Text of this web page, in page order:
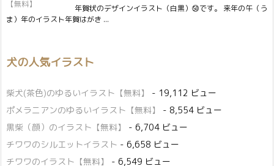
年賀状のデザインイラスト（白黒）㊿です。 来年の午（う
ま）年のイラスト年賀はがき ...
犬の人気イラスト
柴犬(茶色)のゆるいイラスト【無料】
- 19,112 ビュー
ポメラニアンのゆるいイラスト【無料】
- 8,554 ビュー
黒柴（顔）のイラスト【無料】
- 6,704 ビュー
チワワのシルエットイラスト - 6,658 ビュー
チワワのイラスト【無料】
- 6,549 ビュー